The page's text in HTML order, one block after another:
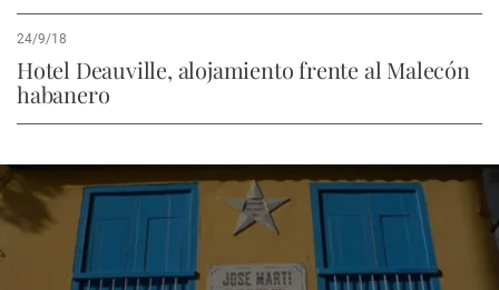
24/9/18
Hotel Deauville, alojamiento frente al Malecón
habanero